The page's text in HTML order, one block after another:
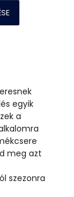
egyik
a
meg azt
szezonra